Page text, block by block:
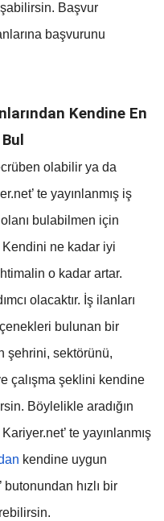
Başvur
başvurunu
Kendine En
olabilir ya da
te yayınlanmış iş
bulabilmen için
Kendini ne kadar iyi
o kadar artar.
olacaktır. İş ilanları
bulunan bir
şehrini, sektörünü,
çalışma şeklini kendine
Böylelikle aradığın
te yayınlanmış
kendine uygun
hızlı bir